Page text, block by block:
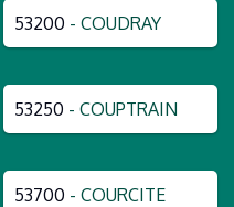
53200 - COUDRAY
53250 - COUPTRAIN
53700 - COURCITE